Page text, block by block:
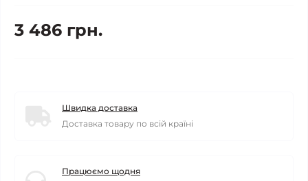
3 486 грн.
Швидка доставка
Доставка товару по всій країні
Працюємо щодня